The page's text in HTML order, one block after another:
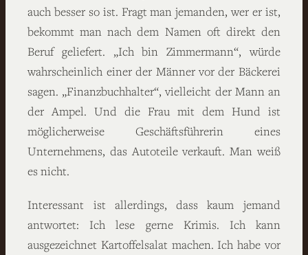
auch besser so ist. Fragt man jemanden, wer er ist,
bekommt man nach dem Namen oft direkt den
Beruf geliefert. „Ich bin Zimmermann“, würde
wahrscheinlich einer der Männer vor der Bäckerei
sagen. „Finanzbuchhalter“, vielleicht der Mann an
der Ampel. Und die Frau mit dem Hund ist
möglicherweise Geschäftsführerin eines
Unternehmens, das Autoteile verkauft. Man weiß
es nicht.
Interessant ist allerdings, dass kaum jemand
antwortet: Ich lese gerne Krimis. Ich kann
ausgezeichnet Kartoffelsalat machen. Ich habe vor